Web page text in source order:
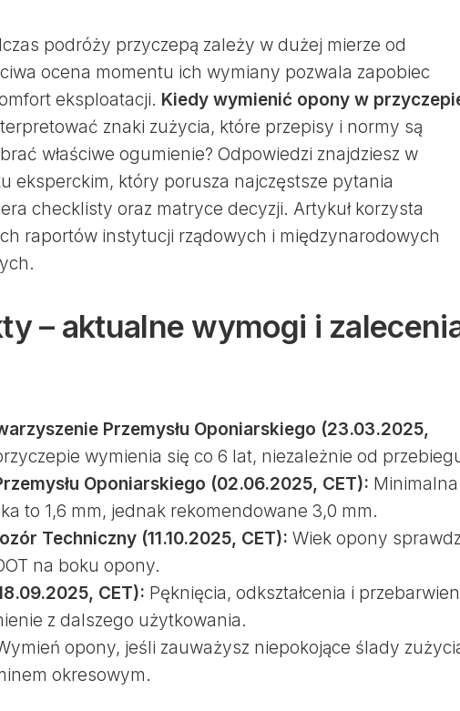
podróży przyczepą zależy w dużej mierze od
ocena momentu ich wymiany pozwala zapobiec
eksploatacji. Kiedy wymienić opony w
znaki zużycia, które przepisy i normy są
właściwe ogumienie? Odpowiedzi znajdziesz w
eksperckim, który porusza najczęstsze pytania
checklisty oraz matryce decyzji. Artykuł korzysta
raportów instytucji rządowych i międzynarodowych
– aktualne wymogi i
Przemysłu Oponiarskiego (23.03.2025,
wymienia się co 6 lat, niezależnie od
Oponiarskiego (02.06.2025, CET): Minimalna
to 1,6 mm, jednak rekomendowane 3,0 mm.
Techniczny (11.10.2025, CET): Wiek opony
na boku opony.
CET): Pęknięcia, odkształcenia i
z dalszego użytkowania.
opony, jeśli zauważysz niepokojące ślady
okresowym.